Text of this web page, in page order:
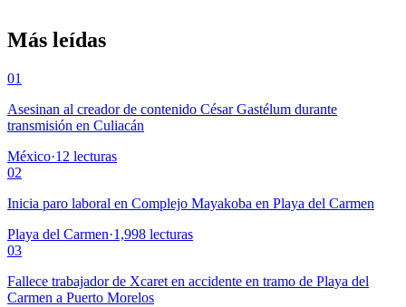
Más leídas
01
Asesinan al creador de contenido César Gastélum durante
transmisión en Culiacán
México·12 lecturas
02
Inicia paro laboral en Complejo Mayakoba en Playa del Carmen
Playa del Carmen·1,998 lecturas
03
Fallece trabajador de Xcaret en accidente en tramo de Playa del
Carmen a Puerto Morelos